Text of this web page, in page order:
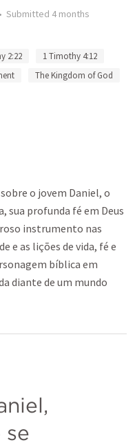
• Submitted 4 months
2:22
1 Timothy 4:12
The Kingdom of God
o jovem Daniel, o
sua profunda fé em Deus
instrumento nas
e as lições de vida, fé e
bíblica em
diante de um mundo
se